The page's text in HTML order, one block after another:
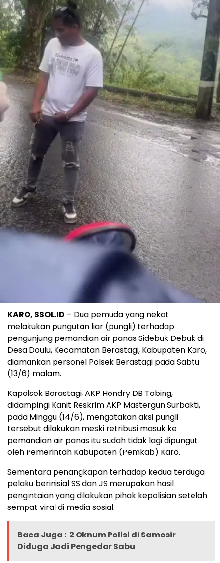
KARO, SSOL.ID – Dua pemuda yang nekat
melakukan pungutan liar (pungli) terhadap
pengunjung pemandian air panas Sidebuk Debuk di
Desa Doulu, Kecamatan Berastagi, Kabupaten Karo,
diamankan personel Polsek Berastagi pada Sabtu
(13/6) malam.
Kapolsek Berastagi, AKP Hendry DB Tobing,
didampingi Kanit Reskrim AKP Mastergun Surbakti,
pada Minggu (14/6), mengatakan aksi pungli
tersebut dilakukan meski retribusi masuk ke
pemandian air panas itu sudah tidak lagi dipungut
oleh Pemerintah Kabupaten (Pemkab) Karo.
Sementara penangkapan terhadap kedua terduga
pelaku berinisial SS dan JS merupakan hasil
pengintaian yang dilakukan pihak kepolisian setelah
sempat viral di media sosial.
Baca Juga : 2 Oknum Polisi di Samosir
Diduga Jadi Pengedar Sabu